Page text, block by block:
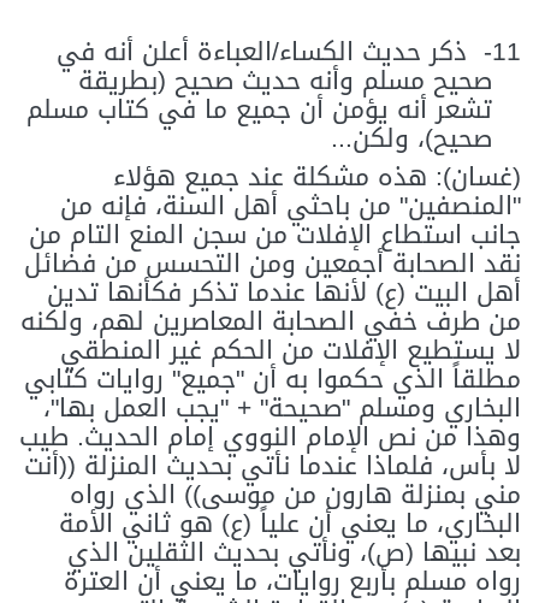
11- ذكر حديث الكساء/العباءة أعلن أنه في
صحيح مسلم وأنه حديث صحيح (بطريقة
تشعر أنه يؤمن أن جميع ما في كتاب مسلم
صحيح)، ولكن...
(غسان): هذه مشكلة عند جميع هؤلاء
"المنصفين" من باحثي أهل السنة، فإنه من
جانب استطاع الإفلات من سجن المنع التام من
نقد الصحابة أجمعين ومن التحسس من فضائل
أهل البيت (ع) لأنها عندما تذكر فكأنها تدين
من طرف خفي الصحابة المعاصرين لهم، ولكنه
لا يستطيع الإفلات من الحكم غير المنطقي
مطلقاً الذي حكموا به أن "جميع" روايات كتابي
البخاري ومسلم "صحيحة" + "يجب العمل بها"،
وهذا من نص الإمام النووي إمام الحديث. طيب
لا بأس، فلماذا عندما نأتي بحديث المنزلة ((أنت
مني بمنزلة هارون من موسى)) الذي رواه
البخاري، ما يعني أن علياً (ع) هو ثاني الأمة
بعد نبيها (ص)، ونأتي بحديث الثقلين الذي
رواه مسلم بأربع روايات، ما يعني أن العترة